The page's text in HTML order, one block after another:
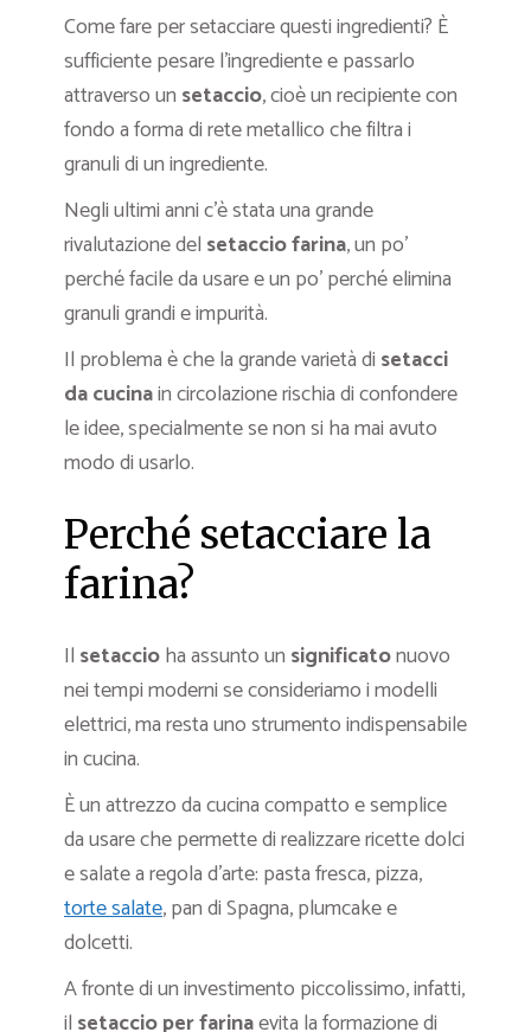
Come fare per setacciare questi ingredienti? È
sufficiente pesare l’ingrediente e passarlo
attraverso un setaccio, cioè un recipiente con
fondo a forma di rete metallico che filtra i
granuli di un ingrediente.
Negli ultimi anni c’è stata una grande
rivalutazione del setaccio farina, un po’
perché facile da usare e un po’ perché elimina
granuli grandi e impurità.
Il problema è che la grande varietà di setacci
da cucinain circolazione rischia di confondere
le idee, specialmente se non si ha mai avuto
modo di usarlo.
Perché setacciare la
farina?
Il setaccioha assunto un significatonuovo
nei tempi moderni se consideriamo i modelli
elettrici, ma resta uno strumento indispensabile
in cucina.
È un attrezzo da cucina compatto e semplice
da usare che permette di realizzare ricette dolci
e salate a regola d’arte: pasta fresca, pizza,
torte salate, pan di Spagna, plumcake e
dolcetti.
A fronte di un investimento piccolissimo, infatti,
il setaccio per farinaevita la formazione di